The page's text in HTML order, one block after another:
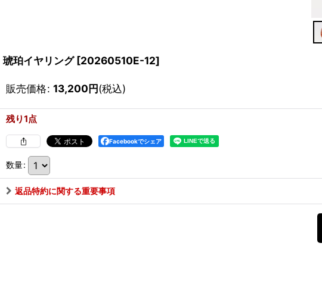
琥珀イヤリング [20260510E-12]
販売価格: 13,200円(税込)
残り1点
Facebookでシェア
数量:
返品特約に関する重要事項